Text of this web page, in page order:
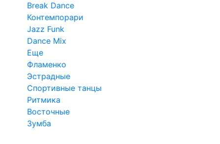
Break Dance
Контемпорари
Jazz Funk
Dance Mix
Еще
Фламенко
Эстрадные
Спортивные танцы
Ритмика
Восточные
Зумба